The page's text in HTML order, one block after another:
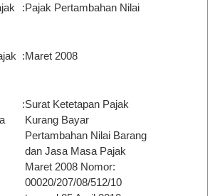
:Pajak Pertambahan Nilai
:Maret 2008
:Surat Ketetapan Pajak
Kurang Bayar
Pertambahan Nilai Barang
dan Jasa Masa Pajak
Maret 2008 Nomor:
00020/207/08/512/10